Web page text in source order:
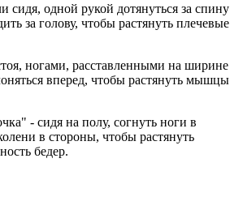
сидя, одной рукой дотянуться за спину
за голову, чтобы растянуть плечевые
ногами, расставленными на ширине
вперед, чтобы растянуть мышцы
- сидя на полу, согнуть ноги в
в стороны, чтобы растянуть
бедер.